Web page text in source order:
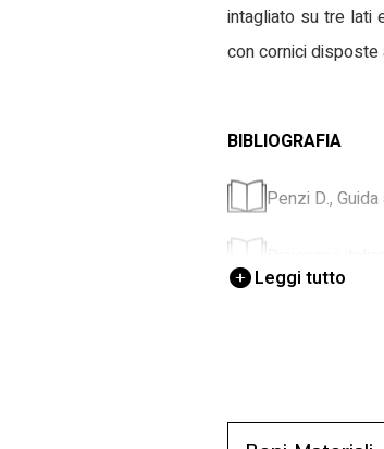
intagliato su tre lati
con cornici disposte
BIBLIOGRAFIA
Penzi D.,
Gortani M.,
Leggi tutto